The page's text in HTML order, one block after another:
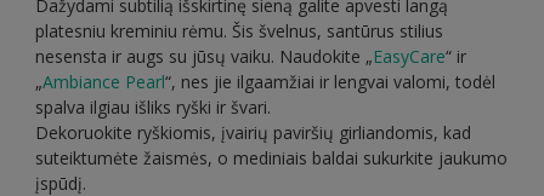
Dažydami subtilią išskirtinę sieną galite apvesti langą
platesniu kreminiu rėmu. Šis švelnus, santūrus stilius
nesensta ir augs su jūsų vaiku. Naudokite „EasyCare“ ir
„Ambiance Pearl“, nes jie ilgaamžiai ir lengvai valomi, todėl
spalva ilgiau išliks ryški ir švari.
Dekoruokite ryškiomis, įvairių paviršių girliandomis, kad
suteiktumėte žaismės, o mediniais baldai sukurkite jaukumo
įspūdį.